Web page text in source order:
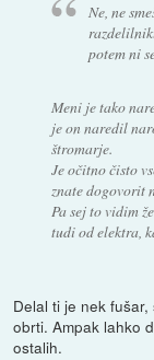
Ne, ne
potem ni
Meni je tako
je on naredil
štromarje.
Je očitno čisto
znate dogovorit
Pa sej to vidim
tudi od elektra,
Delal ti je nek
obrti. Ampak lahko
ostalih.